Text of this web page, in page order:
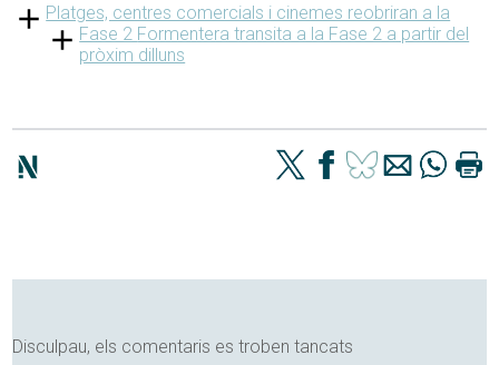
Platges, centres comercials i cinemes reobriran a la
Fase 2 Formentera transita a la Fase 2 a partir del
pròxim dilluns
Disculpau, els comentaris es troben tancats